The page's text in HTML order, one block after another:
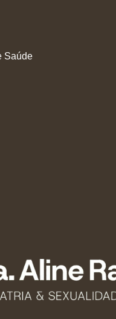
Saúde